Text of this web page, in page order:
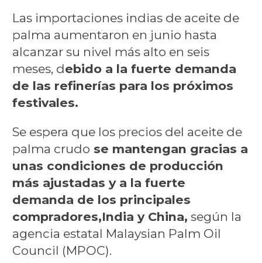
Las importaciones indias de aceite de
palma aumentaron en junio hasta
alcanzar su nivel más alto en seis
meses, debido a la fuerte demanda
de las refinerías para los próximos
festivales.
Se espera que los precios del aceite de
palma crudo se mantengan gracias a
unas condiciones de producción
más ajustadas y a la fuerte
demanda de los principales
compradores,India y China, según la
agencia estatal Malaysian Palm Oil
Council (MPOC).